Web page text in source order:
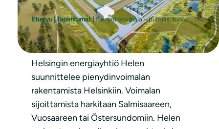
Etusivu |Tapahtumat|Pienydinvoimala – puhdas, turvallinen, varma ja joustava? – Kriittisiä näkökulmia Helsingin ydinvoimakeskusteluun
Helsingin energiayhtiö Helen
suunnittelee pienydinvoimalan
rakentamista Helsinkiin. Voimalan
sijoittamista harkitaan Salmisaareen,
Vuosaareen tai Östersundomiin. Helen